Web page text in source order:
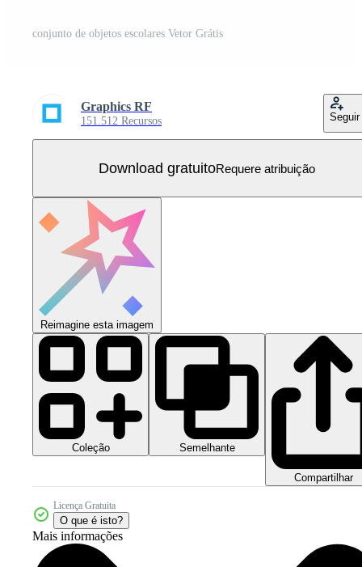
conjunto de objetos escolares Vetor Grátis
Graphics RF
151.512 Recursos Seguir
Download gratuitoRequere atribuição
Reimagine esta imagem
Coleção Semelhante
Compartilhar
Licença Gratuita
O que é isto?
Mais informações